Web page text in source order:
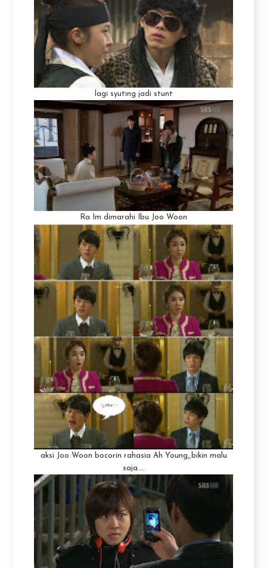
lagi syuting jadi stunt
Ra Im dimarahi Ibu Joo Woon
aksi Joo Woon bocorin rahasia Ah Young,,bikin malu
saja....